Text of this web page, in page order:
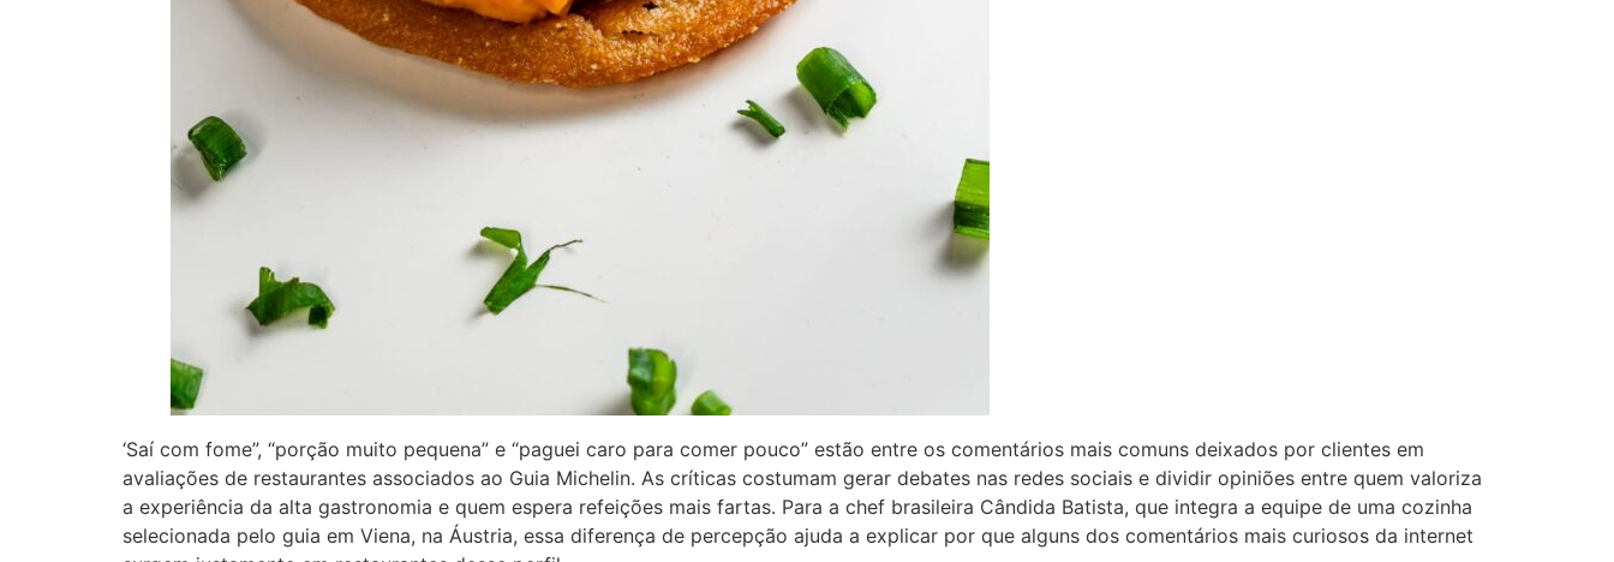
‘Saí com fome”, “porção muito pequena” e “paguei caro para comer pouco” estão entre os comentários mais comuns deixados por clientes em
avaliações de restaurantes associados ao Guia Michelin. As críticas costumam gerar debates nas redes sociais e dividir opiniões entre quem valoriza
a experiência da alta gastronomia e quem espera refeições mais fartas. Para a chef brasileira Cândida Batista, que integra a equipe de uma cozinha
selecionada pelo guia em Viena, na Áustria, essa diferença de percepção ajuda a explicar por que alguns dos comentários mais curiosos da internet